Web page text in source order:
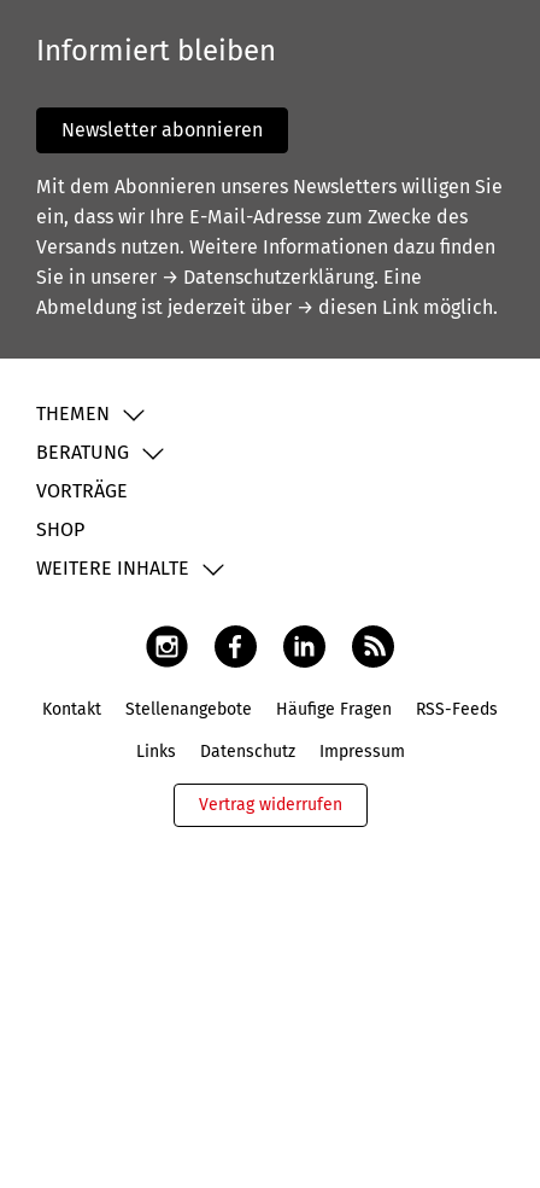
Informiert bleiben
Newsletter abonnieren
Mit dem Abonnieren unseres Newsletters willigen Sie
ein, dass wir Ihre E-Mail-Adresse zum Zwecke des
Versands nutzen. Weitere Informationen dazu finden
Sie in unserer → Datenschutzerklärung. Eine
Abmeldung ist jederzeit über → diesen Link möglich.
THEMEN
BERATUNG
VORTRÄGE
SHOP
WEITERE INHALTE
Kontakt Stellenangebote Häufige Fragen RSS-Feeds
Links Datenschutz Impressum
Vertrag widerrufen